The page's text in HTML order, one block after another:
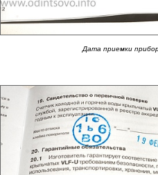
Дата приемки